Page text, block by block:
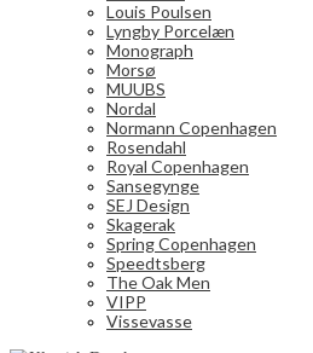
Louis Poulsen
Lyngby Porcelæn
Monograph
Morsø
MUUBS
Nordal
Normann Copenhagen
Rosendahl
Royal Copenhagen
Sansegynge
SEJ Design
Skagerak
Spring Copenhagen
Speedtsberg
The Oak Men
VIPP
Vissevasse